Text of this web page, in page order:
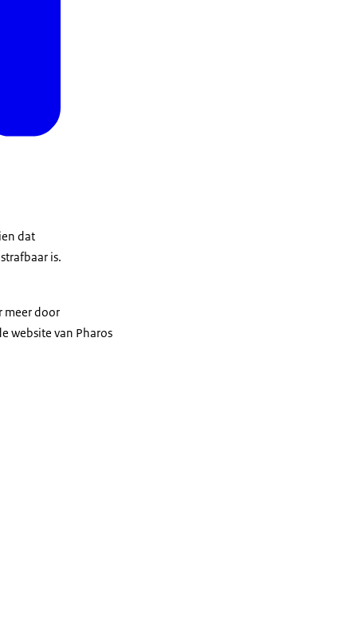
dat
is.
meer door
website van Pharos